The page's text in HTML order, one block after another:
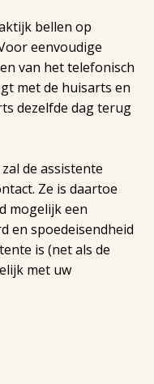
bellen op
eenvoudige
van het telefonisch
met de huisarts en
dezelfde dag terug
de assistente
Ze is daartoe
mogelijk een
en spoedeisendheid
is (net als de
met uw